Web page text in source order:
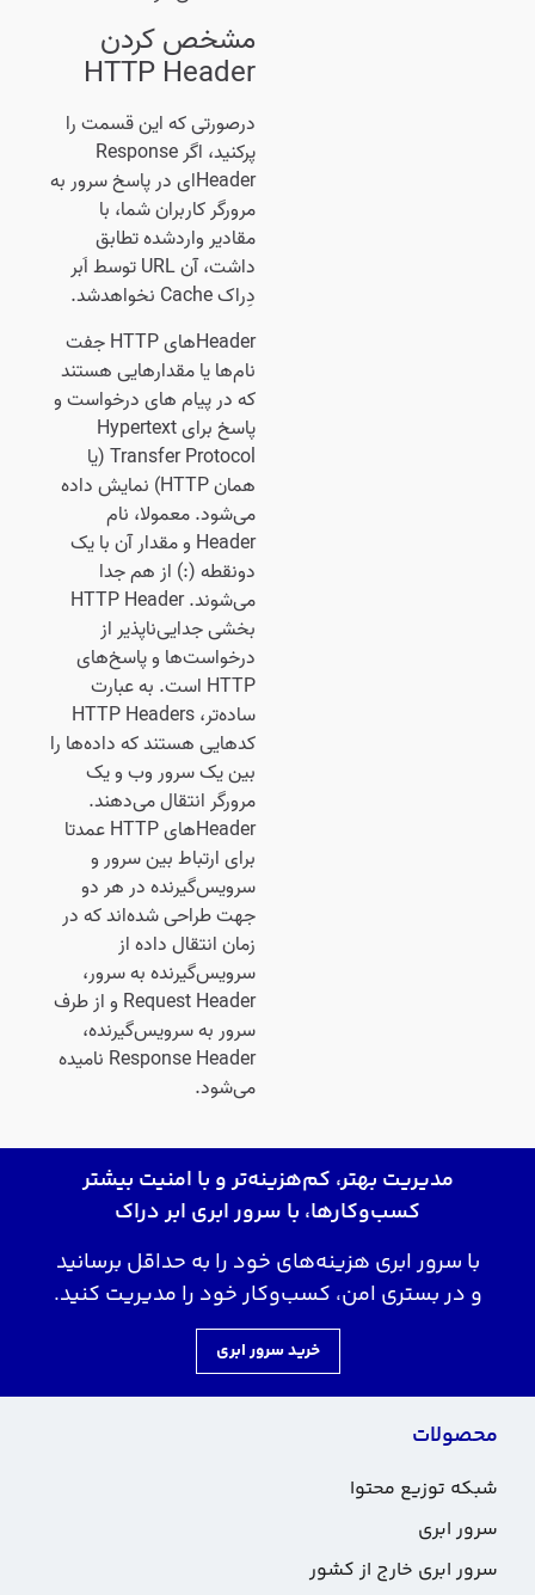
مشخص کردن
HTTP Header
درصورتی که این قسمت را
پرکنید، اگر Response
Headerای در پاسخ سرور به
مرورگر کاربران شما، با
مقادیر واردشده تطابق
داشت، آن URL توسط اَبر
دِراک Cache نخواهدشد.
Headerهای HTTP جفت
نام‌ها یا مقدارهایی هستند
که در پیام های درخواست و
پاسخ برای Hypertext
Transfer Protocol (یا
همان HTTP) نمایش داده
می‌شود. معمولا، نام
Header و مقدار آن با یک
دونقطه (:) از هم جدا
می‌شوند. HTTP Header
بخشی جدایی‌ناپذیر از
درخواست‌ها و پاسخ‌های
HTTP است. به عبارت
ساده‌تر، HTTP Headers
کدهایی هستند که داده‌ها را
بین یک سرور وب و یک
مرورگر انتقال می‌دهند.
Headerهای HTTP عمدتا
برای ارتباط بین سرور و
سرویس‌گیرنده در هر دو
جهت طراحی شده‌اند که در
زمان انتقال داده از
سرویس‌گیرنده به سرور،
Request Header و از طرف
سرور به سرویس‌گیرنده،
Response Header نامیده
می‌شود.
مدیریت بهتر، کم‌هزینه‌تر و با امنیت بیشتر
کسب‌وکارها، با سرور ابری ابر دراک
با سرور ابری هزینه‌های خود را به حداقل برسانید
و در بستری امن، کسب‌وکار خود را مدیریت کنید.
خرید سرور ابری
محصولات
شبکه توزیع محتوا
سرور ابری
سرور ابری خارج از کشور